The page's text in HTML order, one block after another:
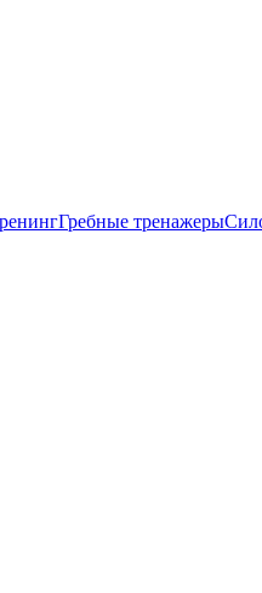
Гребные тренажеры